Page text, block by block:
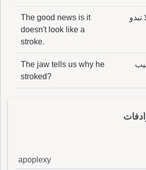
تبدو
The good news is it
doesn't look like a
stroke.
The jaw tells us why he
stroked?
apoplexy